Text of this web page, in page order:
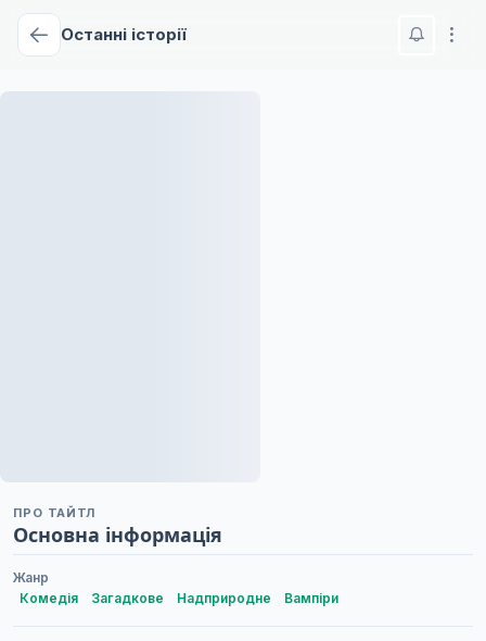
Останні історії
ПРО ТАЙТЛ
Основна інформація
Жанр
Комедія
Загадкове Надприродне Вампіри